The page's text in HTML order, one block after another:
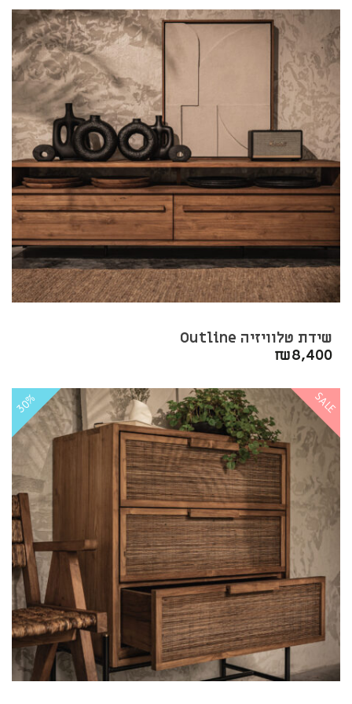
היה:
₪6,900.
הוא:
₪4,830.
שידת טלוויזיה Outline
₪8,400
30% SALE